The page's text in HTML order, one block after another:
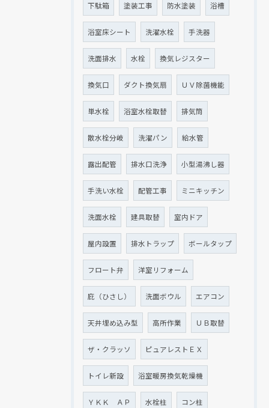
下駄箱 塗装工事 防水塗装 浴槽
浴室床シート 洗濯水栓 手洗器
洗面排水 水栓 換気レジスター
換気口 ダクト換気扇 ＵＶ除菌機能
単水栓 浴室水栓取替 排気筒
散水栓分岐 洗濯パン 給水管
露出配管 排水口洗浄 小型湯沸し器
手洗い水栓 配管工事 ミニキッチン
洗面水栓 建具取替 室内ドア
屋内設置 排水トラップ ボールタップ
フロート弁 洋室リフォーム
庇（ひさし） 洗面ボウル エアコン
天井埋め込み型 高所作業 ＵＢ取替
ザ・クラッソ ピュアレストＥＸ
トイレ新設 浴室暖房換気乾燥機
ＹＫＫ ＡＰ 水栓柱 コン柱